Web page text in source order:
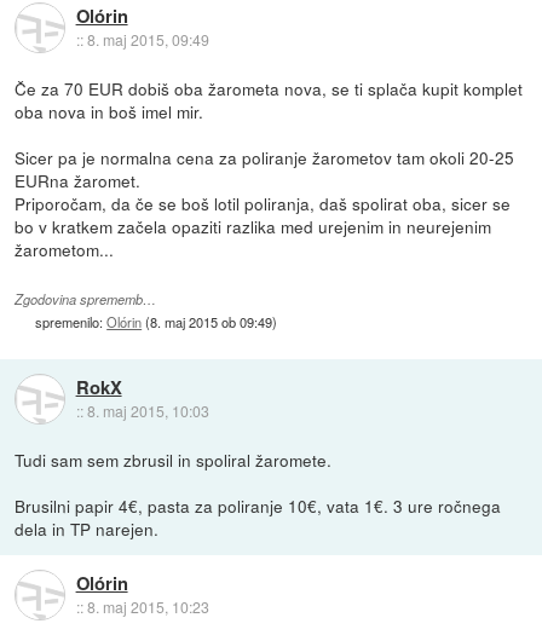
Olórin
::8. maj 2015, 09:49
Če za 70 EUR dobiš oba žarometa nova, se ti splača kupit komplet
oba nova in boš imel mir.
Sicer pa je normalna cena za poliranje žarometov tam okoli 20-25
EURna žaromet.
Priporočam, da če se boš lotil poliranja, daš spolirat oba, sicer se
bo v kratkem začela opaziti razlika med urejenim in neurejenim
žarometom...
Zgodovina sprememb…
spremenilo:Olórin(8. maj 2015 ob 09:49)
RokX
::8. maj 2015, 10:03
Tudi sam sem zbrusil in spoliral žaromete.
Brusilni papir 4€, pasta za poliranje 10€, vata 1€. 3 ure ročnega
dela in TP narejen.
Olórin
::8. maj 2015, 10:23